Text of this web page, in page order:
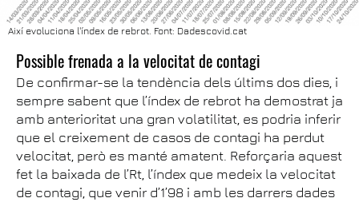
Així evoluciona l'índex de rebrot. Font: Dadescovid.cat
Possible frenada a la velocitat de contagi
De confirmar-se la tendència dels últims dos dies, i
sempre sabent que l’índex de rebrot ha demostrat ja
amb anterioritat una gran volatilitat, es podria inferir
que el creixement de casos de contagi ha perdut
velocitat, però es manté amatent. Reforçaria aquest
fet la baixada de l’Rt, l’índex que medeix la velocitat
de contagi, que venir d’1’98 i amb les darrers dades